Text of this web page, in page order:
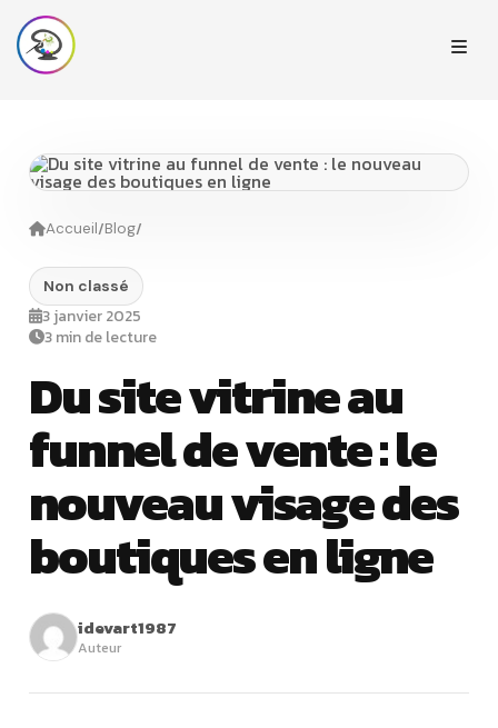
Accueil/Blog/
Non classé
3 janvier 2025
3 min de lecture
Du site vitrine au
funnel de vente : le
nouveau visage des
boutiques en ligne
idevart1987
Auteur